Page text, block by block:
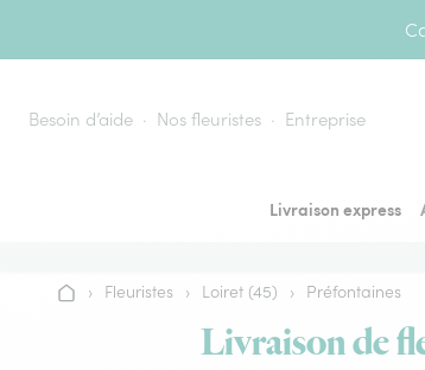
Besoin d’aide Nos fleuristes Entreprise
Livraison express
Accueil
› Fleuristes › Loiret (45) › Préfontaines
Livraison de